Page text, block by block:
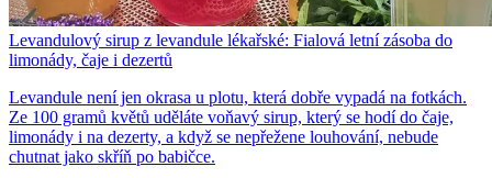
Levandulový sirup z levandule lékařské: Fialová letní zásoba do
limonády, čaje i dezertů
Levandule není jen okrasa u plotu, která dobře vypadá na fotkách.
Ze 100 gramů květů uděláte voňavý sirup, který se hodí do čaje,
limonády i na dezerty, a když se nepřežene louhování, nebude
chutnat jako skříň po babičce.